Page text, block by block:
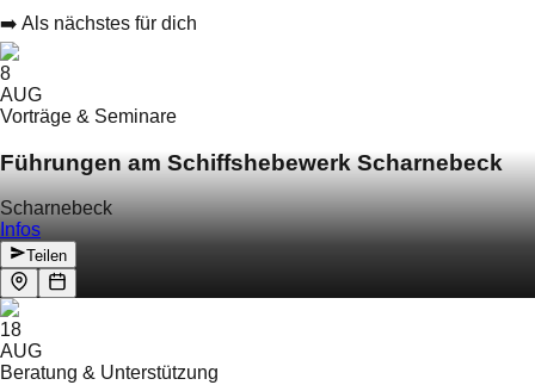
➡️ Als nächstes für dich
8
AUG
Vorträge & Seminare
Führungen am Schiffshebewerk Scharnebeck
Scharnebeck
Infos
Teilen
18
AUG
Beratung & Unterstützung